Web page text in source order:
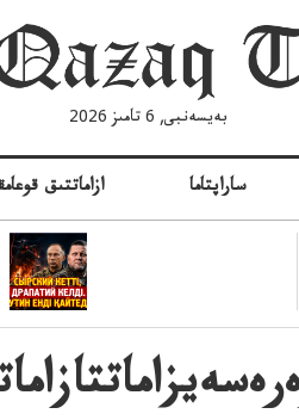
بەيسەنبى, 6 تامىز 2026
ازاماتتىق ساراپتاما